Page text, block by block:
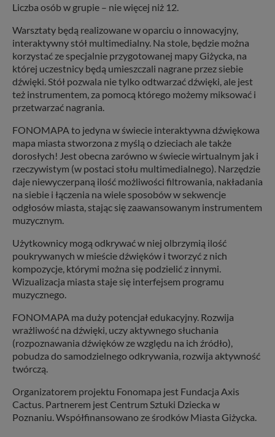
Liczba osób w grupie – nie więcej niż 12.
Warsztaty będą realizowane w oparciu o innowacyjny,
interaktywny stół multimedialny. Na stole, będzie można
korzystać ze specjalnie przygotowanej mapy Giżycka, na
której uczestnicy będą umieszczali nagrane przez siebie
dźwięki. Stół pozwala nie tylko odtwarzać dźwięki, ale jest
też instrumentem, za pomocą którego możemy miksować i
przetwarzać nagrania.
FONOMAPA to jedyna w świecie interaktywna dźwiękowa
mapa miasta stworzona z myślą o dzieciach ale także
dorosłych! Jest obecna zarówno w świecie wirtualnym jak i
rzeczywistym (w postaci stołu multimedialnego). Narzędzie
daje niewyczerpaną ilość możliwości filtrowania, nakładania
na siebie i łączenia na wiele sposobów w sekwencje
odgłosów miasta, stając się zaawansowanym instrumentem
muzycznym.
Użytkownicy mogą odkrywać w niej olbrzymią ilość
poukrywanych w mieście dźwięków i tworzyć z nich
kompozycje, którymi można się podzielić z innymi.
Wizualizacja miasta staje się interfejsem programu
muzycznego.
FONOMAPA ma duży potencjał edukacyjny. Rozwija
wrażliwość na dźwięki, uczy aktywnego słuchania
(rozpoznawania dźwięków ze względu na ich źródło),
pobudza do samodzielnego odkrywania, rozwija aktywność
twórczą.
Organizatorem projektu Fonomapa jest Fundacja Axis
Cactus. Partnerem jest Centrum Sztuki Dziecka w
Poznaniu. Współfinansowano ze środków Miasta Giżycka.